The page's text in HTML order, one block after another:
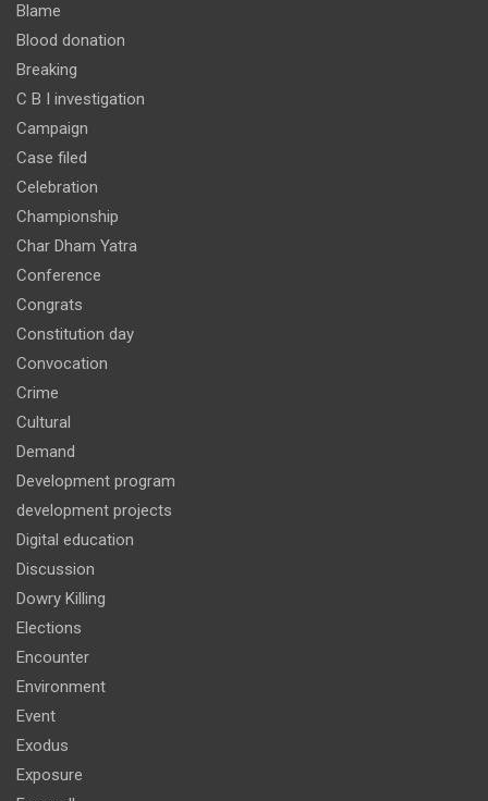
Blame
Blood donation
Breaking
C B I investigation
Campaign
Case filed
Celebration
Championship
Char Dham Yatra
Conference
Congrats
Constitution day
Convocation
Crime
Cultural
Demand
Development program
development projects
Digital education
Discussion
Dowry Killing
Elections
Encounter
Environment
Event
Exodus
Exposure